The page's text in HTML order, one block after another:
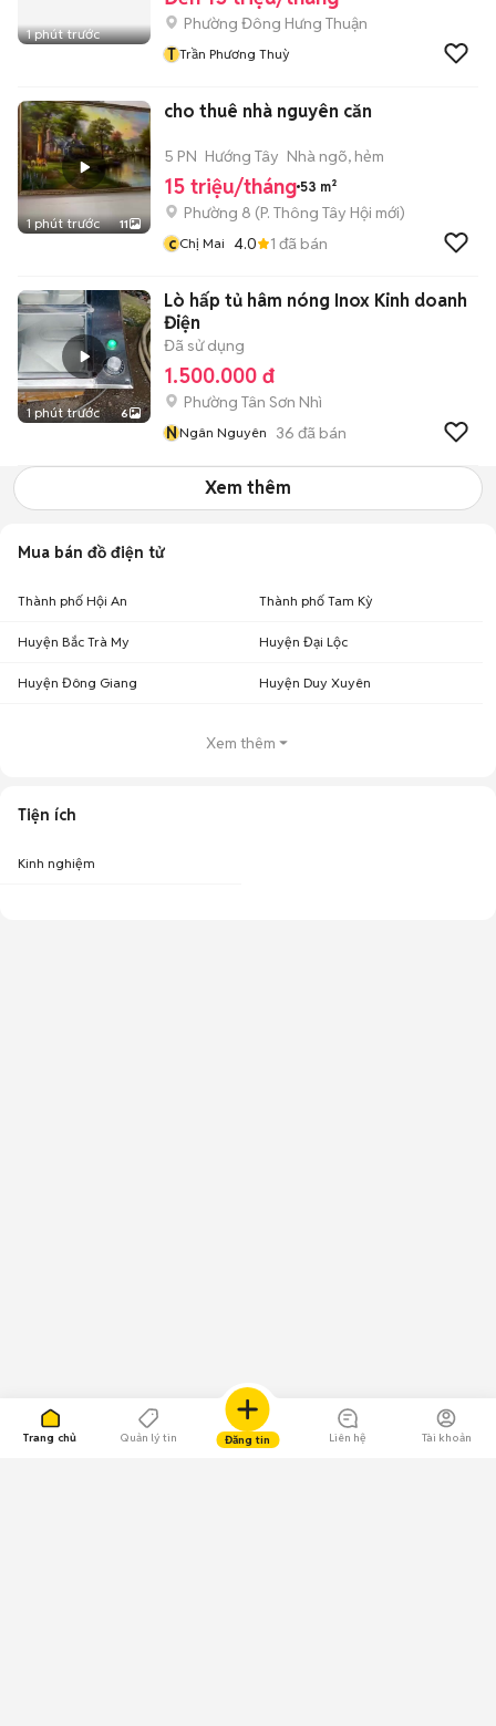
Trang chủ Quản lý tin Đăng tin Liên hệ Tài khoản
1 phút trước
Phường Đông Hưng Thuận
T Trần Phương Thuỳ
1 phút trước 11
cho thuê nhà nguyên căn
5 PN Hướng Tây Nhà ngõ, hẻm
15 triệu/tháng 53 m²
Phường 8 (P. Thông Tây Hội mới)
c Chị Mai 4.0 1 đã bán
1 phút trước 6
Lò hấp tủ hâm nóng Inox Kinh doanh
Điện
Đã sử dụng
1.500.000 đ
Phường Tân Sơn Nhì
NNgân Nguyên 36 đã bán
Xem thêm
Mua bán đồ điện tử
Thành phố Hội An Thành phố Tam Kỳ
Huyện Bắc Trà My Huyện Đại Lộc
Huyện Đông Giang Huyện Duy Xuyên
Xem thêm
Tiện ích
Kinh nghiệm